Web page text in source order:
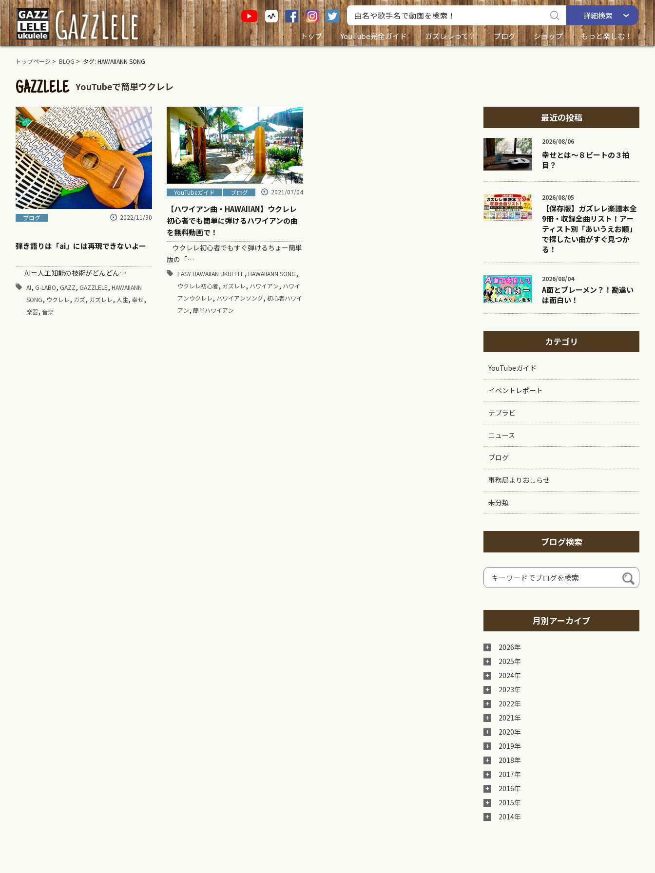
詳細検索
トップ
YouTube完全ガイド ガズレレって？ ブログ ショップ もっと楽しむ！
トップページ > BLOG > タグ: HAWAIIANN SONG
GAZZLELE YouTubeで簡単ウクレレ
ブログ 2022/11/30
弾き語りは「ai」には再現できないよー
AI＝人工知能の技術がどんどん…
AI, G-LABO, GAZZ, GAZZLELE, HAWAIIANN
SONG, ウクレレ, ガズ, ガズレレ, 人生, 幸せ,
楽器, 音楽
YouTubeガイド ブログ 2021/07/04
【ハワイアン曲・HAWAIIAN】ウクレレ
初心者でも簡単に弾けるハワイアンの曲
を無料動画で！
ウクレレ初心者でもすぐ弾けるちょー簡単
版の「…
EASY HAWAIIAN UKULELE, HAWAIIANN SONG,
ウクレレ初心者, ガズレレ, ハワイアン, ハワイ
アンウクレレ, ハワイアンソング, 初心者ハワイ
アン, 簡単ハワイアン
最近の投稿
2026/08/06
幸せとは〜８ビートの３拍
目？
2026/08/05
【保存版】ガズレレ楽譜本全
9冊・収録全曲リスト！アー
ティスト別「あいうえお順」
で探したい曲がすぐ見つか
る！
2026/08/04
A面とブレーメン？！勘違い
は面白い！
カテゴリ
YouTubeガイド
イベントレポート
テブラビ
ニュース
ブログ
事務局よりおしらせ
未分類
ブログ検索
月別アーカイブ
2026年
2025年
2024年
2023年
2022年
2021年
2020年
2019年
2018年
2017年
2016年
2015年
2014年